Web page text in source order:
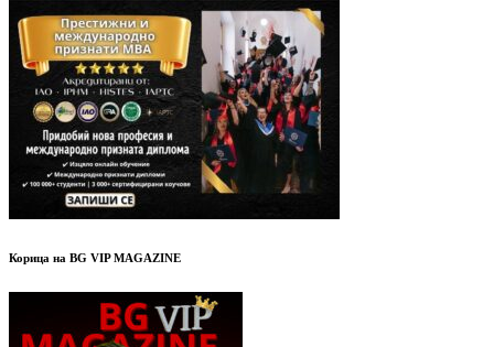
Корица на BG VIP MAGAZINE